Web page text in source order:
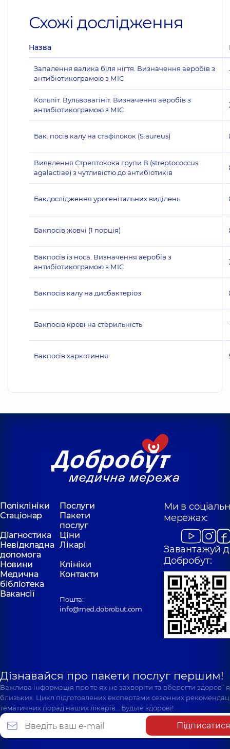
Схожі дослідження
Назва
Запалення валика біля нігтя. Визначення аеробів з
антибіотикограмою з МІС
Кольпіт. Вульвовагініт. Визначення аеробів з
антибіотикограмою з МІС
Бак. посів калу на стафілокок (S.aureus)
Виявлення Стрептокока групи В (streptococcus
agalactiae) з чутливістю до антибіотиків
Бакдослідження урогенітальних виділень
Бакпосів жовчі (1 порція)
Бакпосів із носа. Визначення аеробів з
антибіотикограмою з МІС
Бакпосів калу на дисбактеріоз
Бакпосів крові на стерильність
Бакпосів харкотиння
Поліклініки
Послуги
Стаціонар
Пакети
послуг
Діагностика
Ціни
Невідкладна
допомога
Лікарі
Новини
Клініки
Медична
бібліотека
Контакти
Вакансії
Пошта:
info@med.dobrobut.com
Ми в
мережах:
Завантажуй
Добробут:
Дізнавайся про пакети послуг першим!
Важлива інформація про те як не захворіти та вберегти
близьких. Цикл підготовлених експертами сезонних
тематичних порад наших лікарів… Будьте здорові!
Підписатися